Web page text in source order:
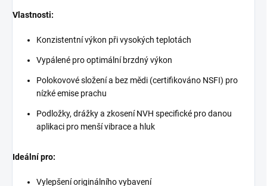
Vlastnosti:
Konzistentní výkon při vysokých teplotách
Vypálené pro optimální brzdný výkon
Polokovové složení a bez mědi (certifikováno NSFI) pro
nízké emise prachu
Podložky, drážky a zkosení NVH specifické pro danou
aplikaci pro menší vibrace a hluk
Ideální pro:
Vylepšení originálního vybavení